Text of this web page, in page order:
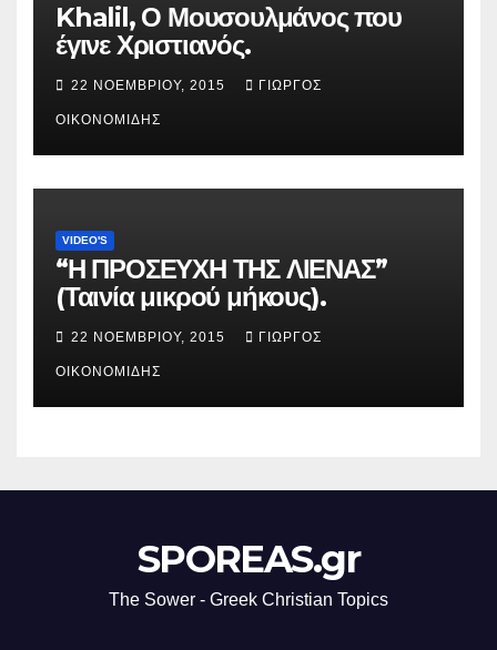
Khalil, Ο Μουσουλμάνος που
έγινε Χριστιανός.
22 ΝΟΕΜΒΡΊΟΥ, 2015 ΓΙΏΡΓΟΣ
ΟΙΚΟΝΟΜΊΔΗΣ
VIDEO'S
“Η ΠΡΟΣΕΥΧΗ ΤΗΣ ΛΙΕΝΑΣ”
(Ταινία μικρού μήκους).
22 ΝΟΕΜΒΡΊΟΥ, 2015 ΓΙΏΡΓΟΣ
ΟΙΚΟΝΟΜΊΔΗΣ
SPOREAS.gr
The Sower - Greek Christian Topics